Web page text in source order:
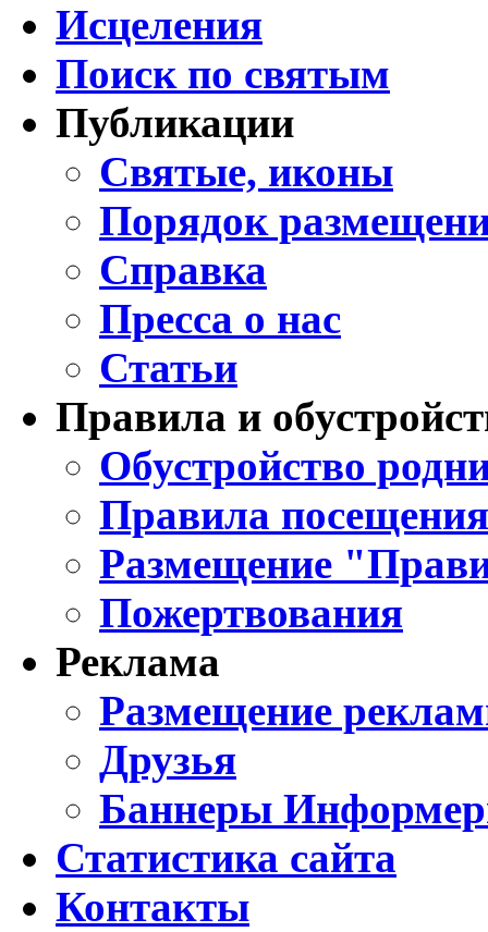
Исцеления
Поиск по святым
Публикации
Святые, иконы
Порядок
Справка
Пресса о нас
Статьи
Правила и
Обустройство
Правила
Размещение
Пожертвования
Реклама
Размещение
Друзья
Баннеры
Статистика сайта
Контакты